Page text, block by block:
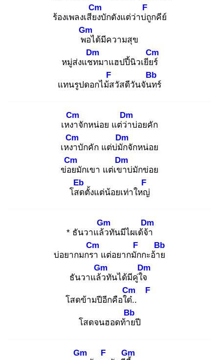
ร้องเพลงเสียง
Cm
บักดังแต่ว่าบ่ถู
F
กคีย์
พอ
Gm
ได้มีความสุข
หมู่ส่งแชท
Dm
มาแฮปปี้นิวเยียร์
Cm
แทนรูปดอกไม้ส
F
วัสดีวันจันท
Bb
ร์
เหงา
Cm
จักหน่อย แต่ว่า
Dm
บ่อยคัก
เหงา
Cm
บักคัก แต่บ่มัก
Dm
จักหน่อย
ข่อย
Cm
มักเขา แต่เขา
Dm
บ่มักข่อย
โสด
Eb
ตั้งแต่น้อยเท่าใหญ่
F
* ธันวาแล้ว
Gm
ทันมีไผเด้จ้า
Dm
บ่อยากมกรา
Cm
แต่อยากมัก
F
กะอ้าย
Bb
ธันวาแล้ว
Gm
ทันได้มีคู่ใจ
Dm
โสดข้ามปีอีกคือใด๋.
Cm
.
F
โสดจนฮอดท้าย
Bb
ปี
Gm
F
Gm